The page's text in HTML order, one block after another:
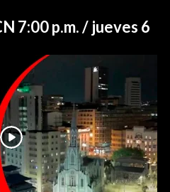
7:00 p.m. / jueves 6